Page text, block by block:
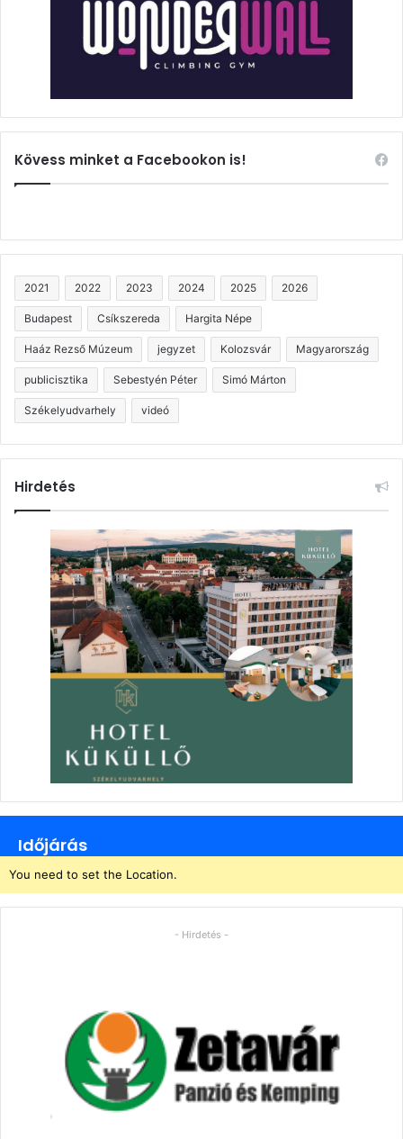
Kövess minket a Facebookon is!
2021 2022 2023 2024 2025 2026
Budapest Csíkszereda Hargita Népe
Haáz Rezső Múzeum jegyzet Kolozsvár Magyarország
publicisztika Sebestyén Péter Simó Márton
Székelyudvarhely videó
Hirdetés
Időjárás
You need to set the Location.
- Hirdetés -